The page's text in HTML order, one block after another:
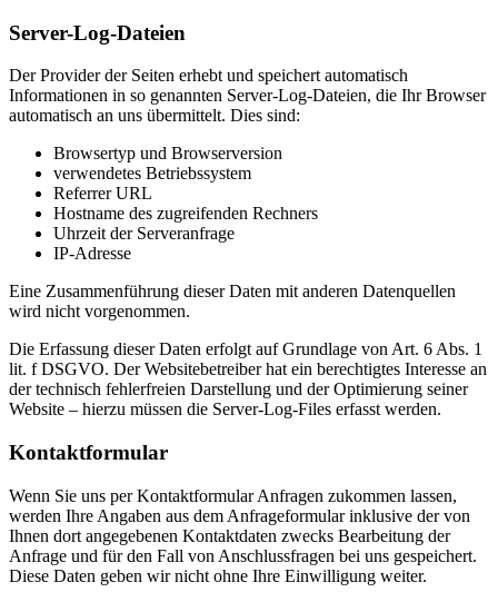
Server-Log-Dateien
Der Provider der Seiten erhebt und speichert automatisch
Informationen in so genannten Server-Log-Dateien, die Ihr Browser
automatisch an uns übermittelt. Dies sind:
Browsertyp und Browserversion
verwendetes Betriebssystem
Referrer URL
Hostname des zugreifenden Rechners
Uhrzeit der Serveranfrage
IP-Adresse
Eine Zusammenführung dieser Daten mit anderen Datenquellen
wird nicht vorgenommen.
Die Erfassung dieser Daten erfolgt auf Grundlage von Art. 6 Abs. 1
lit. f DSGVO. Der Websitebetreiber hat ein berechtigtes Interesse an
der technisch fehlerfreien Darstellung und der Optimierung seiner
Website – hierzu müssen die Server-Log-Files erfasst werden.
Kontaktformular
Wenn Sie uns per Kontaktformular Anfragen zukommen lassen,
werden Ihre Angaben aus dem Anfrageformular inklusive der von
Ihnen dort angegebenen Kontaktdaten zwecks Bearbeitung der
Anfrage und für den Fall von Anschlussfragen bei uns gespeichert.
Diese Daten geben wir nicht ohne Ihre Einwilligung weiter.